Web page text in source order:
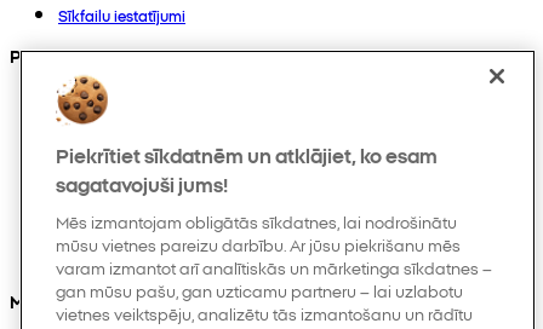
Sīkfailu iestatījumi
Preces
Kolekcijas
Zīdaiņiem
Bērniem
Mājoklim
Vīriešiem
Mūs varat atrast arī
Piekrītiet sīkdatnēm un atklājiet, ko esam
sagatavojuši jums!
Mēs izmantojam obligātās sīkdatnes, lai nodrošinātu
mūsu vietnes pareizu darbību. Ar jūsu piekrišanu mēs
varam izmantot arī analītiskās un mārketinga sīkdatnes –
gan mūsu pašu, gan uzticamu partneru – lai uzlabotu
vietnes veiktspēju, analizētu tās izmantošanu un rādītu